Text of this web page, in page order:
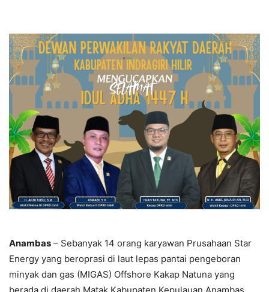
Anambas – Sebanyak 14 orang karyawan Prusahaan Star
Energy yang beroprasi di laut lepas pantai pengeboran
minyak dan gas (MIGAS) Offshore Kakap Natuna yang
berada di daerah Matak Kabupaten Kepulauan Anambas